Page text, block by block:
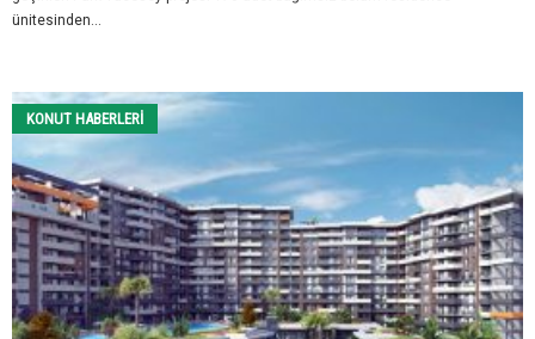
ünitesinden...
KONUT HABERLERI